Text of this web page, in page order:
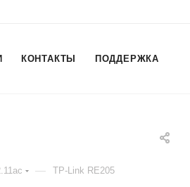
КОНТАКТЫ ПОДДЕРЖКА
— TP-Link RE205